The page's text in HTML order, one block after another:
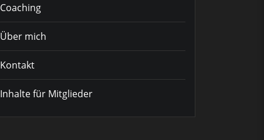
Coaching
Über mich
Kontakt
Inhalte für Mitglieder